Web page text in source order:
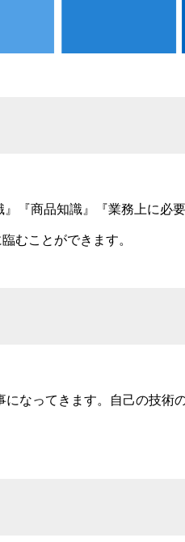
『商品知識』『業務上に必
むことができます。
なってきます。自己の技術